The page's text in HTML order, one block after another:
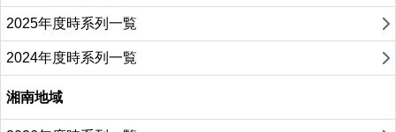
2025年度時系列一覧
2024年度時系列一覧
湘南地域